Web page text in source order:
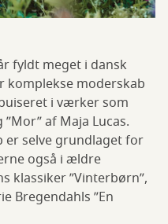
fyldt meget i dansk
moderskab
i værker som
af Maja Lucas.
er selve grundlaget for
også i ældre
klassiker ”Vinterbørn”,
Bregendahls ”En